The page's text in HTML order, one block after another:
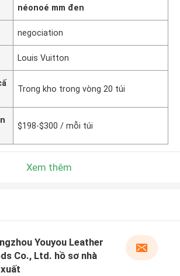
néonoé mm đen
negociation
Louis Vuitton
Trong kho trong vòng 20 túi
$198-$300 / mỗi túi
Xem thêm
Youyou Leather
Co., Ltd. hồ sơ nhà